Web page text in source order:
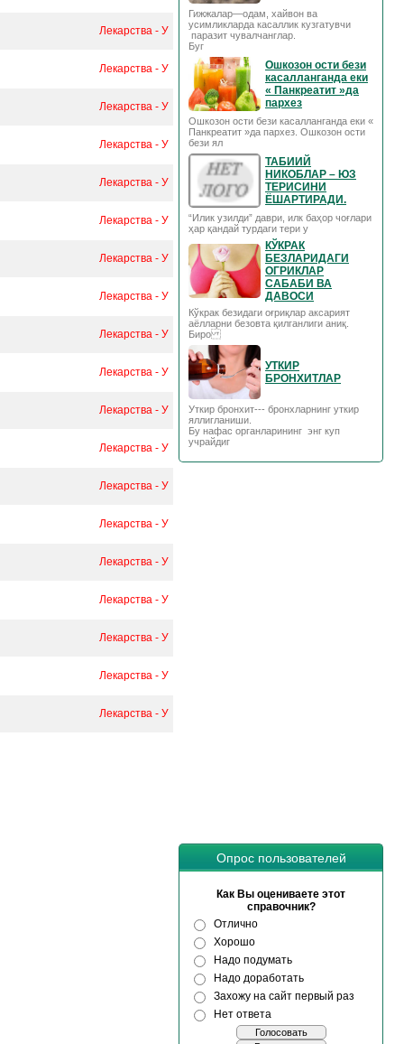
Лекарства - У
Лекарства - У
Лекарства - У
Лекарства - У
Лекарства - У
Лекарства - У
Лекарства - У
Лекарства - У
Лекарства - У
Лекарства - У
Лекарства - У
Лекарства - У
Лекарства - У
Лекарства - У
Лекарства - У
Лекарства - У
Лекарства - У
Лекарства - У
Лекарства - У
Гижжалар—одам, хайвон ва
усимликларда касаллик кузгатувчи
паразит чувалчанглар.
Буг
Ошкозон ости бези
касалланганда еки
« Панкреатит »да
пархез
Ошкозон ости бези касалланганда еки «
Панкреатит »да пархез. Ошкозон ости
бези ял
ТАБИИЙ
НИКОБЛАР – ЮЗ
ТЕРИСИНИ
ЁШАРТИРАДИ.
“Илик узилди” даври, илк баҳор чоғлари
ҳар қандай турдаги тери у
КЎКРАК
БЕЗЛАРИДАГИ
ОГРИКЛАР
САБАБИ ВА
ДАВОСИ
Кўкрак безидаги оғриқлар аксарият
аёлларни безовта қилганлиги аниқ.
Биро
УТКИР
БРОНХИТЛАР
Уткир бронхит--- бронхларнинг уткир
яллигланиши.
Бу нафас органларининг энг куп
учрайдиг
Опрос пользователей
Как Вы оцениваете этот
справочник?
Отлично
Хорошо
Надо подумать
Надо доработать
Захожу на сайт первый раз
Нет ответа